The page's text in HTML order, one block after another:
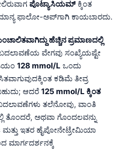
ಪೊಟ್ಯಾಸಿಯಮ್ಕ್ಕಿಂತ
ಫಾಲೋ-ಅಪ್‌ಗಾಗಿ ಕಾಯಬಾರದು.
ಹೆಚ್ಚಿನ ಪ್ರಮಾಣದಲ್ಲಿ
ವೇಗವು ಸಂಖ್ಯೆಯಷ್ಟೇ
128 mmol/L ಒಂದು
ಕಡಿಮೆ ತೀವ್ರ
ಆದರೆ 125 mmol/L ಕ್ಕಿಂತ
ತಲೆನೋವು, ವಾಂತಿ
ತೊಂದರೆ, ಅಥವಾ ಗೊಂದಲವನ್ನು
ಮತ್ತು ಇತರ ಹೈಪೋನೇಟ್ರೇಮಿಯಾ
ಮಾರ್ಗದರ್ಶನಕ್ಕೆ